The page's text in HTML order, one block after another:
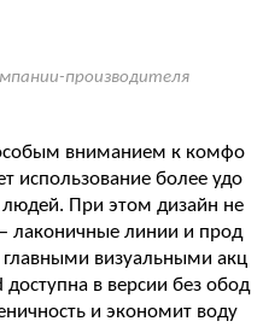
производителя
вниманием к комфо
использование более удо
При этом дизайн не
лаконичные линии и прод
визуальными акц
в версии без обод
и экономит воду